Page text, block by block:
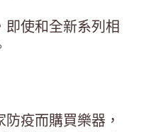
使和全新系列相
疫而購買樂器，